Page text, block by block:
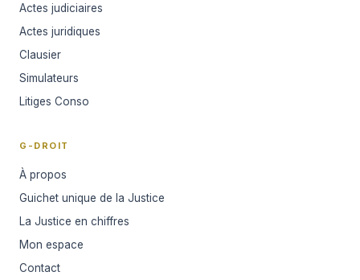
Actes judiciaires
Actes juridiques
Clausier
Simulateurs
Litiges Conso
G-DROIT
À propos
Guichet unique de la Justice
La Justice en chiffres
Mon espace
Contact